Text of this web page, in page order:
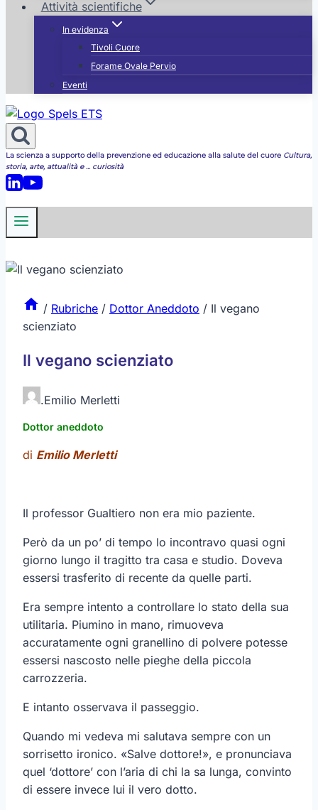
Attività scientifiche
In evidenza
Tivoli Cuore
Forame Ovale Pervio
Eventi
La scienza a supporto della prevenzione ed educazione alla salute del cuore Cultura,
storia, arte, attualità e ... curiosità
/ Rubriche / Dottor Aneddoto / Il vegano
scienziato
Il vegano scienziato
.Emilio Merletti
Dottor aneddoto
di Emilio Merletti
Il professor Gualtiero non era mio paziente.
Però da un po’ di tempo lo incontravo quasi ogni
giorno lungo il tragitto tra casa e studio. Doveva
essersi trasferito di recente da quelle parti.
Era sempre intento a controllare lo stato della sua
utilitaria. Piumino in mano, rimuoveva
accuratamente ogni granellino di polvere potesse
essersi nascosto nelle pieghe della piccola
carrozzeria.
E intanto osservava il passeggio.
Quando mi vedeva mi salutava sempre con un
sorrisetto ironico. «Salve dottore!», e pronunciava
quel ‘dottore’ con l’aria di chi la sa lunga, convinto
di essere invece lui il vero dotto.